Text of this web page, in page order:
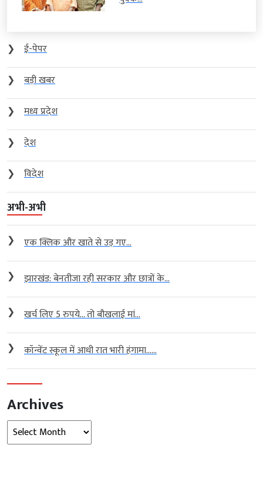
❯
ई-पेपर
❯
बड़ी खबर
❯
मध्य प्रदेश
❯
देश
❯
विदेश
अभी-अभी
❯ एक क्लिक और खाते से उड़ गए...
❯ झारखंड: बेनतीजा रही सरकार और छात्रों के...
❯ खर्च लिए 5 रुपये… तो बौखलाई मां...
❯ कॉन्वेंट स्कूल में आधी रात भारी हंगामा…...
Archives
Archives